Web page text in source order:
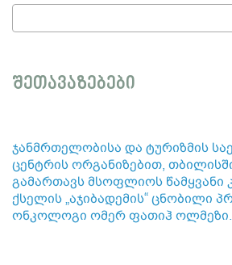
შეთავაზებები
ჯანმრთელობისა და ტურიზმის
ცენტრის ორგანიზებით,
გამართავს მსოფლიოს წამყვანი
ქსელის „აჯიბადემის“ ცნობილი
ონკოლოგი ომერ ფათიჰ ოლმეზი.